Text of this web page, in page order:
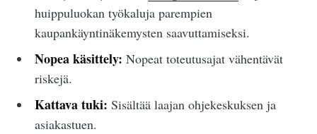
huippuluokan työkaluja parempien
kaupankäyntinäkemysten saavuttamiseksi.
Nopea käsittely: Nopeat toteutusajat vähentävät
riskejä.
Kattava tuki: Sisältää laajan ohjekeskuksen ja
asiakastuen.